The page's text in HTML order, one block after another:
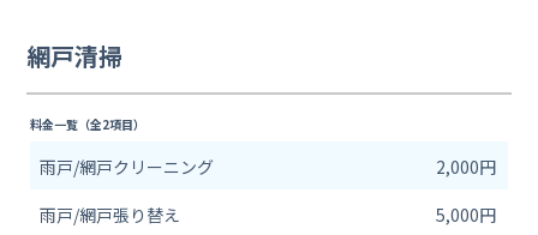
網戸清掃
料金一覧（全2項目）
雨戸/網戸クリーニング
2,000円
雨戸/網戸張り替え
5,000円